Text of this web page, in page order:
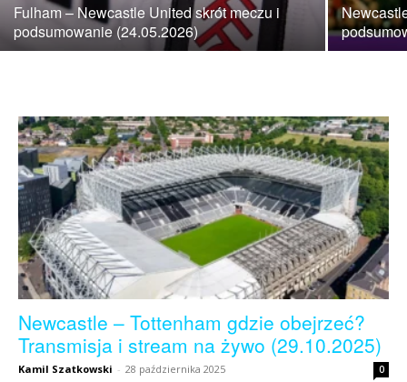
Newcastle.pl
Fulham – Newcastle United skrót meczu i
podsumowanie (24.05.2026)
Newcastle – Tottenham gdzie obejrzeć?
Transmisja i stream na żywo (29.10.2025)
Kamil Szatkowski - 28 października 2025 0